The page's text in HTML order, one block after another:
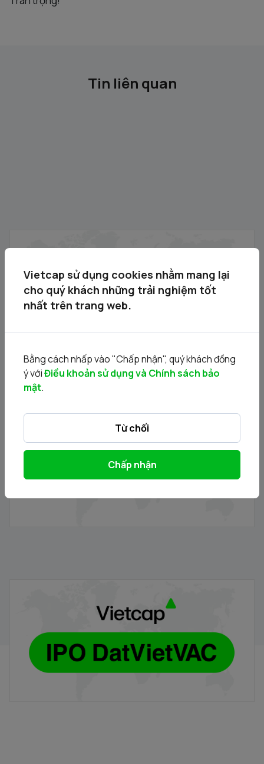
Tin liên quan
ký mua cổ phiếu DVV
DVV - Thông báo Chào bán cổ phiếu lần đầu ra công
chúng của Công ty Cổ phần DatViet VAC Group
Vietcap sử dụng cookies nhằm mang lại
cho quý khách những trải nghiệm tốt
nhất trên trang web.
Bằng cách nhấp vào "Chấp nhận", quý khách đồng
ý vớiĐiều khoản sử dụng và Chính sách bảo
mật.
Từ chối
Chấp nhận